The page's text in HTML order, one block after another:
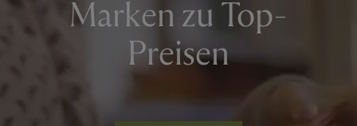
Marken zu Top-
Preisen